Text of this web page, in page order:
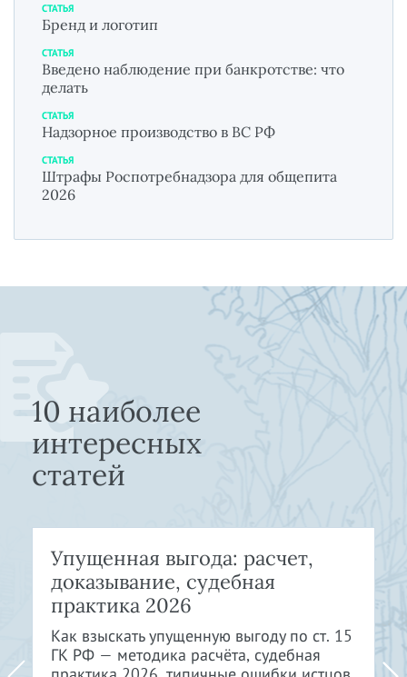
СТАТЬЯ
Бренд и логотип
СТАТЬЯ
Введено наблюдение при банкротстве: что
делать
СТАТЬЯ
Надзорное производство в ВС РФ
СТАТЬЯ
Штрафы Роспотребнадзора для общепита
2026
10 наиболее
интересных
статей
Упущенная выгода: расчет,
доказывание, судебная
практика 2026
Как взыскать упущенную выгоду по ст. 15
ГК РФ — методика расчёта, судебная